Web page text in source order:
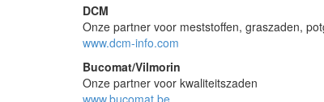
DCM
Onze partner voor meststoffen, graszaden,
www.dcm-info.com
Bucomat/Vilmorin
Onze partner voor kwaliteitszaden
www.bucomat.be